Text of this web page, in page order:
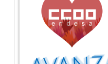
S.A.
y
Enel
Green
Power
España